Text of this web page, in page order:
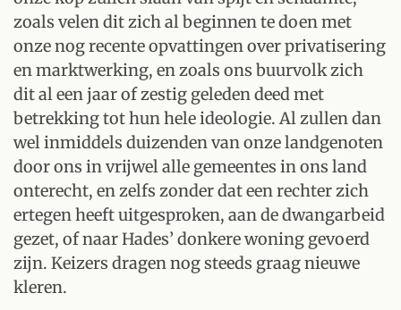
zoals velen dit zich al beginnen te doen met
onze nog recente opvattingen over privatisering
en marktwerking, en zoals ons buurvolk zich
dit al een jaar of zestig geleden deed met
betrekking tot hun hele ideologie. Al zullen dan
wel inmiddels duizenden van onze landgenoten
door ons in vrijwel alle gemeentes in ons land
onterecht, en zelfs zonder dat een rechter zich
ertegen heeft uitgesproken, aan de dwangarbeid
gezet, of naar Hades’ donkere woning gevoerd
zijn. Keizers dragen nog steeds graag nieuwe
kleren.